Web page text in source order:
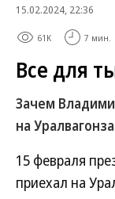
15.02.2024, 22:36
61K 7 мин.
Все для
Зачем
на
15 февраля
приехал на